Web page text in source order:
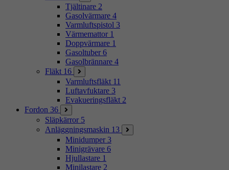
Tjältinare 2
Gasolvärmare 4
Varmluftspistol 3
Värmemattor 1
Doppvärmare 1
Gasoltuber 6
Gasolbrännare 4
Fläkt 16
Varmluftsfläkt 11
Luftavfuktare 3
Evakueringsfläkt 2
Fordon 36
Släpkärror 5
Anläggningsmaskin 13
Minidumper 3
Minigrävare 6
Hjullastare 1
Minilastare 2